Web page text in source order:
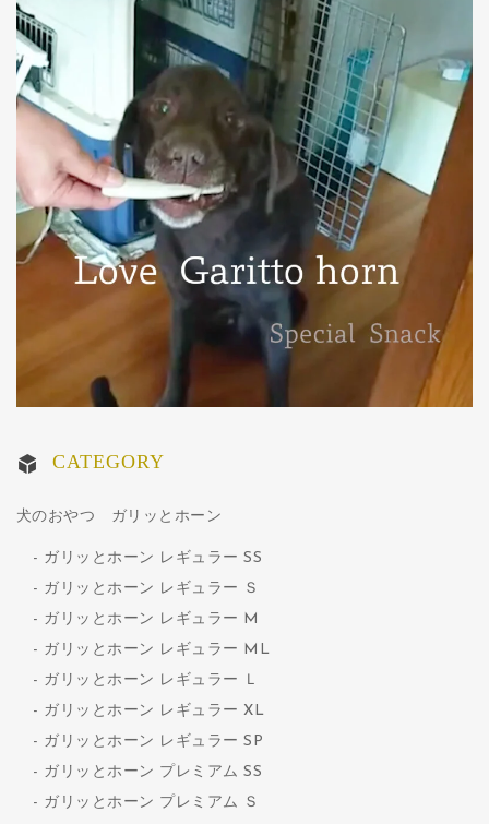
CATEGORY
犬のおやつ ガリッとホーン
ガリッとホーン レギュラー SS
ガリッとホーン レギュラー Ｓ
ガリッとホーン レギュラー M
ガリッとホーン レギュラー ML
ガリッとホーン レギュラー Ｌ
ガリッとホーン レギュラー XL
ガリッとホーン レギュラー SP
ガリッとホーン プレミアム SS
ガリッとホーン プレミアム Ｓ